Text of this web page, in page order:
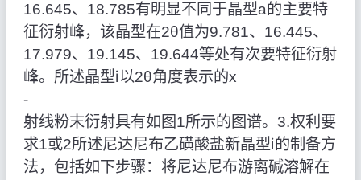
16.645、18.785有明显不同于晶型a的主要特
征衍射峰，该晶型在2θ值为9.781、16.445、
17.979、19.145、19.644等处有次要特征衍射
峰。所述晶型ⅰ以2θ角度表示的x
‑
射线粉末衍射具有如图1所示的图谱。3.权利要
求1或2所述尼达尼布乙磺酸盐新晶型ⅰ的制备方
法，包括如下步骤：将尼达尼布游离碱溶解在